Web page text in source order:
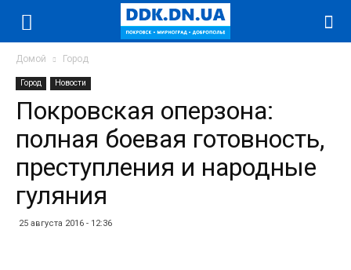
Домой Город
Город Новости
Покровская оперзона:
полная боевая готовность,
преступления и народные
гуляния
25 августа 2016 - 12:36